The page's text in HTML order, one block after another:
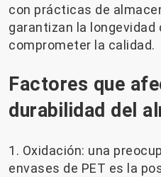
con prácticas de
garantizan la longevidad
comprometer la calidad.
Factores que
durabilidad del
1. Oxidación: una
envases de PET es la